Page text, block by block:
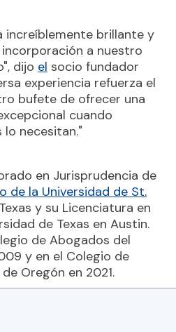
increíblemente brillante y
a nuestro
dijo el socio fundador
experiencia refuerza el
bufete de ofrecer una
cuando
necesitan."
en Jurisprudencia de
de la Universidad de St.
y su Licenciatura en
de Texas en Austin.
de Abogados del
y en el Colegio de
Oregón en 2021.